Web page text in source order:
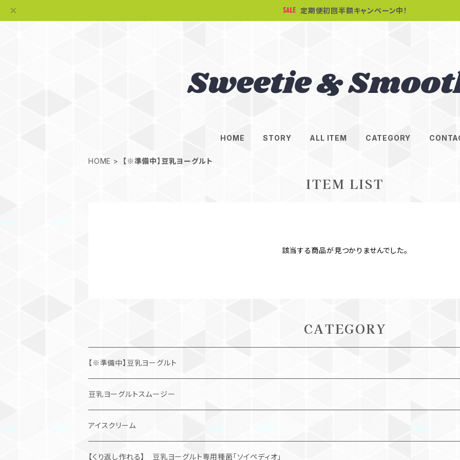
定期便初回半額キャンペーン中！
HOME STORY ALL ITEM CATEGORY
HOME 【※準備中】豆乳ヨーグルト
ITEM LIST
該当する商品が見つかりませんでした。
CATEGORY
【※準備中】豆乳ヨーグルト
朝食応援「定期便」
まずはお試し「通常購入」
豆乳ヨーグルトスムージー
ダイエット応援「定期便」
まずはお試し「通常購入」
アイスクリーム
豆乳ヨーグルトアイスクリーム「SOYOGU」
【くり返し作れる】 豆乳ヨーグルト専用種菌「ソイペディオ」